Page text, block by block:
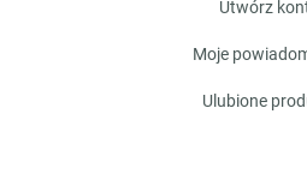
utwórz
moje
ulubione